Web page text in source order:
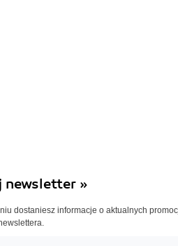
newsletter »
dostaniesz informacje o aktualnych